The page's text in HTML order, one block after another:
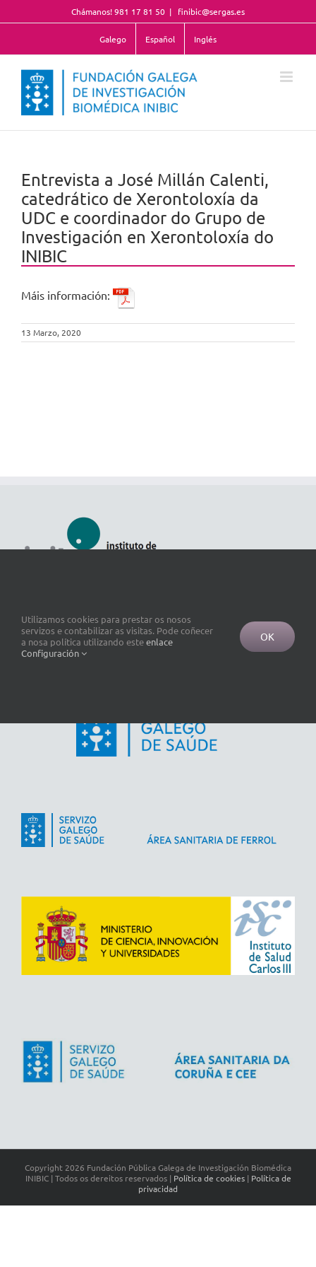
to
Chámanos! 981 17 81 50 | finibic@sergas.es
Galego Español Inglés
Entrevista a José Millán Calenti,
catedrático de Xerontoloxía da
UDC e coordinador do Grupo de
Investigación en Xerontoloxía do
INIBIC
Máis información:
13 Marzo, 2020
Copyright 2026 Fundación Pública Galega de Investigación Biomédica
INIBIC | Todos os dereitos reservados | Política de cookies| Política de
privacidad
Utilizamos cookies para prestar os nosos
servizos e contabilizar as visitas. Pode coñecer
a nosa política utilizando esteenlace
Configuración
OK